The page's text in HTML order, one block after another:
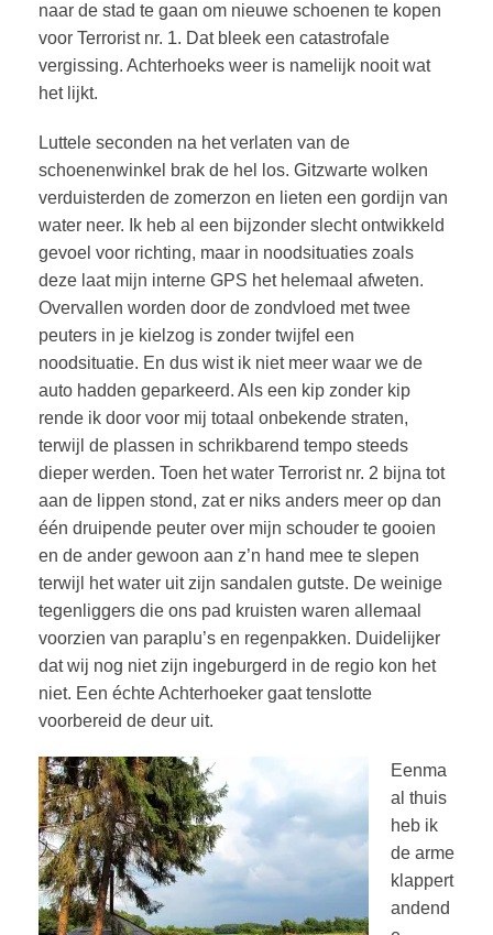
naar de stad te gaan om nieuwe schoenen te kopen
voor Terrorist nr. 1. Dat bleek een catastrofale
vergissing. Achterhoeks weer is namelijk nooit wat
het lijkt.
Luttele seconden na het verlaten van de
schoenenwinkel brak de hel los. Gitzwarte wolken
verduisterden de zomerzon en lieten een gordijn van
water neer. Ik heb al een bijzonder slecht ontwikkeld
gevoel voor richting, maar in noodsituaties zoals
deze laat mijn interne GPS het helemaal afweten.
Overvallen worden door de zondvloed met twee
peuters in je kielzog is zonder twijfel een
noodsituatie. En dus wist ik niet meer waar we de
auto hadden geparkeerd. Als een kip zonder kip
rende ik door voor mij totaal onbekende straten,
terwijl de plassen in schrikbarend tempo steeds
dieper werden. Toen het water Terrorist nr. 2 bijna tot
aan de lippen stond, zat er niks anders meer op dan
één druipende peuter over mijn schouder te gooien
en de ander gewoon aan z’n hand mee te slepen
terwijl het water uit zijn sandalen gutste. De weinige
tegenliggers die ons pad kruisten waren allemaal
voorzien van paraplu’s en regenpakken. Duidelijker
dat wij nog niet zijn ingeburgerd in de regio kon het
niet. Een échte Achterhoeker gaat tenslotte
voorbereid de deur uit.
Eenma
al thuis
heb ik
de arme
klappert
andend